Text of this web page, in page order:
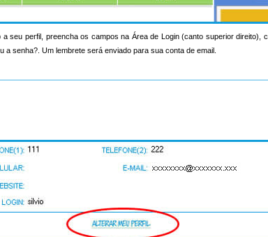
seu perfil, preencha os campos na Área de Login (canto superior direito),
a senha?. Um lembrete será enviado para sua conta de email.